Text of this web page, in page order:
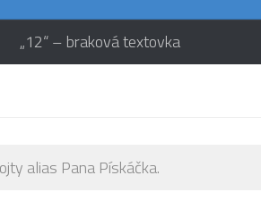
„12“ – braková textovka
alias Pana Pískáčka.